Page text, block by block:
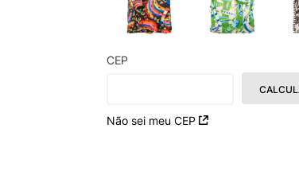
CEP
Não sei meu CEP